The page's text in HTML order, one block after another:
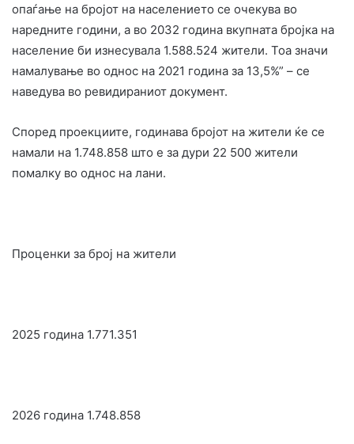
опаѓање на бројот на населението се очекува во
наредните години, а во 2032 година вкупната бројка на
население би изнесувала 1.588.524 жители. Тоа значи
намалување во однос на 2021 година за 13,5%” – се
наведува во ревидираниот документ.
Според проекциите, годинава бројот на жители ќе се
намали на 1.748.858 што е за дури 22 500 жители
помалку во однос на лани.
Проценки за број на жители
2025 година 1.771.351
2026 година 1.748.858